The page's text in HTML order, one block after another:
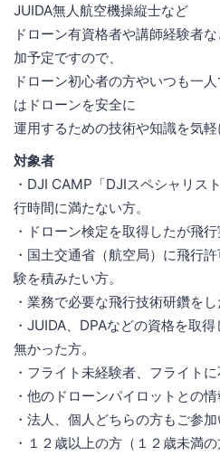
JUIDA無人航空機操縦士など
ドローン有資格者や講師経験者
加予定ですので、
ドローン初心者の方やいつも一
はドローンを安全に
運用するための技術や知識を気軽
対象者
・DJI CAMP「DJIスペシャリス
行時間に満たない方。
・ドローン検定を取得したが飛
・国土交通省（航空局）に飛行
験を積みたい方。
・業務で必要な飛行技術研鑽をし
・JUIDA、DPAなどの資格を取
無かった方。
・フライト未経験者、フライト
・他のドローンパイロットとの情
・法人、個人どちらの方もご参加
・１２歳以上の方（１２歳未満